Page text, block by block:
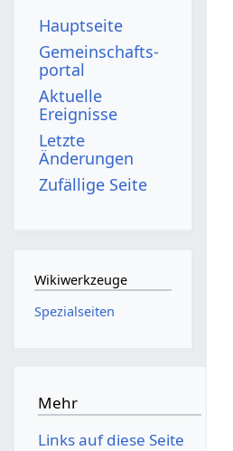
Hauptseite
Gemeinschafts­
portal
Aktuelle
Ereignisse
Letzte
Änderungen
Zufällige Seite
Wikiwerkzeuge
Spezialseiten
Mehr
Links auf diese Seite